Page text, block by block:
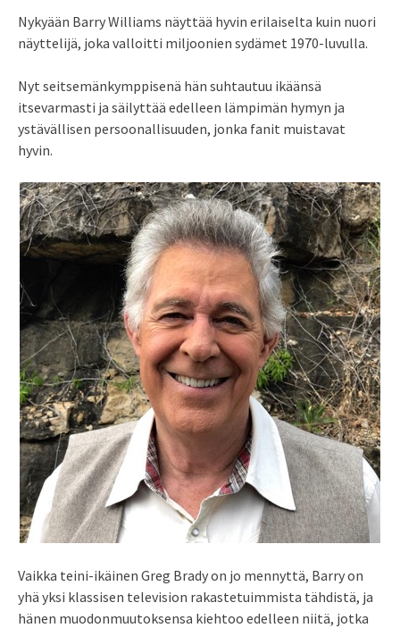
Nykyään Barry Williams näyttää hyvin erilaiselta kuin nuori
näyttelijä, joka valloitti miljoonien sydämet 1970-luvulla.
Nyt seitsemänkymppisenä hän suhtautuu ikäänsä
itsevarmasti ja säilyttää edelleen lämpimän hymyn ja
ystävällisen persoonallisuuden, jonka fanit muistavat
hyvin.
Vaikka teini-ikäinen Greg Brady on jo mennyttä, Barry on
yhä yksi klassisen television rakastetuimmista tähdistä, ja
hänen muodonmuutoksensa kiehtoo edelleen niitä, jotka